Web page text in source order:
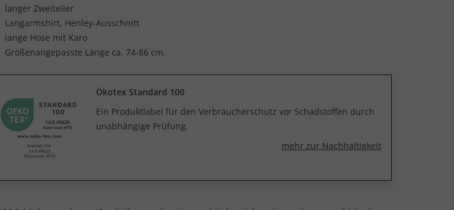
langer Zweiteiler
Langarmshirt, Henley-Ausschnitt
lange Hose mit Karo
Größenangepasste Länge ca. 74-86 cm.
Ökotex Standard 100
Ein Produktlabel für den Verbraucherschutz vor Schadstoffen durch
unabhängige Prüfung.
mehr zur Nachhaltigkeit